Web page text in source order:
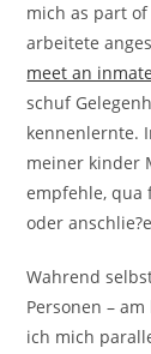
mich as part
arbeitete
meet an
schuf
kennenlernte.
meiner kinder
empfehle, qua
oder
Wahrend
Personen –
ich mich